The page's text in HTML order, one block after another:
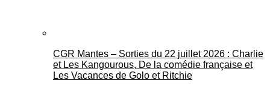
CGR Mantes – Sorties du 22 juillet 2026 : Charlie
et Les Kangourous, De la comédie française et
Les Vacances de Golo et Ritchie